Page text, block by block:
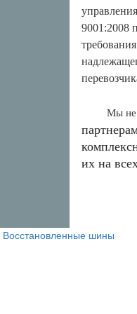
9001:2008
Мы не
их на
Восстановленные шины